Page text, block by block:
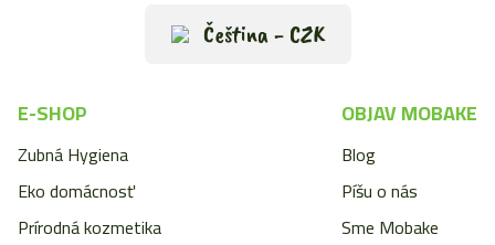
Čeština - CZK
E-SHOP
Zubná Hygiena
Eko domácnosť
Prírodná kozmetika
OBJAV MOBAKE
Blog
Píšu o nás
Sme Mobake